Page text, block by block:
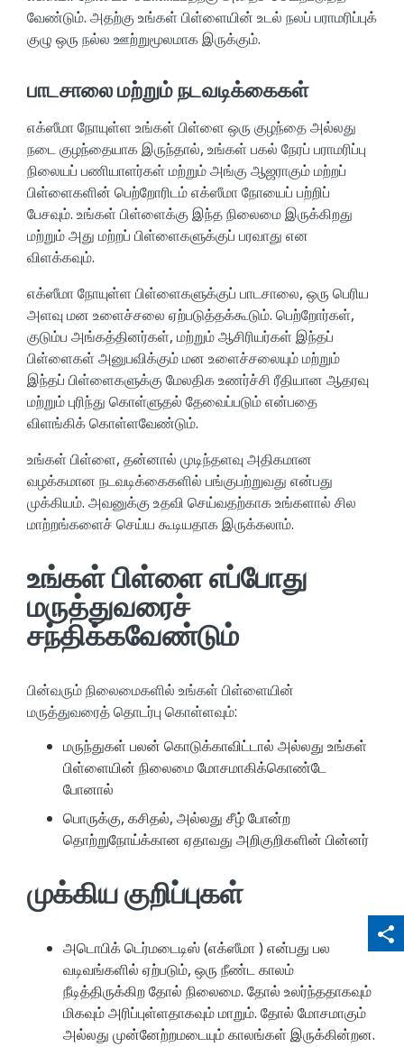
share
qr_code_scanner
content_copy
வேண்டும். அதற்கு உங்கள் பிள்ளையின் உடல் நலப் பராமரிப்புக்
குழு ஒரு நல்ல ஊற்றுமூலமாக இருக்கும்.
பாடசாலை மற்றும் நடவடிக்கைகள்
எக்ஸீமா நோயுள்ள உங்கள் பிள்ளை ஒரு குழந்தை அல்லது
நடை குழந்தையாக இருந்தால், உங்கள் பகல் நேரப் பராமரிப்பு
நிலையப் பணியாளர்கள் மற்றும் அங்கு ஆஜராகும் மற்றப்
பிள்ளைகளின் பெற்றோரிடம் எக்ஸீமா நோயைப் பற்றிப்
பேசவும். உங்கள் பிள்ளைக்கு இந்த நிலைமை இருக்கிறது
மற்றும் அது மற்றப் பிள்ளைகளுக்குப் பரவாது என
விளக்கவும்.
எக்ஸீமா நோயுள்ள பிள்ளைகளுக்குப் பாடசாலை, ஒரு பெரிய
அளவு மன உளைச்சலை ஏற்படுத்தக்கூடும். பெற்றோர்கள்,
குடும்ப அங்கத்தினர்கள், மற்றும் ஆசிரியர்கள் இந்தப்
பிள்ளைகள் அனுபவிக்கும் மன உளைச்சலையும் மற்றும்
இந்தப் பிள்ளைகளுக்கு மேலதிக உணர்ச்சி ரீதியான ஆதரவு
மற்றும் புரிந்து கொள்ளுதல் தேவைப்படும் என்பதை
விளங்கிக் கொள்ளவேண்டும்.
உங்கள் பிள்ளை, தன்னால் முடிந்தளவு அதிகமான
வழக்கமான நடவடிக்கைகளில் பங்குபற்றுவது என்பது
முக்கியம். அவனுக்கு உதவி செய்வதற்காக உங்களால் சில
மாற்றங்களைச் செய்ய கூடியதாக இருக்கலாம்.
உங்கள் பிள்ளை எப்போது
மருத்துவரைச்
சந்திக்கவேண்டும்
பின்வரும் நிலைமைகளில் உங்கள் பிள்ளையின்
மருத்துவரைத் தொடர்பு கொள்ளவும்:
மருந்துகள் பலன் கொடுக்காவிட்டால் அல்லது உங்கள்
பிள்ளையின் நிலைமை மோசமாகிக்கொண்டே
போனால்
பொருக்கு, கசிதல், அல்லது சீழ் போன்ற
தொற்றுநோய்க்கான ஏதாவது அறிகுறிகளின் பின்னர்
முக்கிய குறிப்புகள்
அடொபிக் டெர்மடைடிஸ் (எக்ஸீமா ) என்பது பல
வடிவங்களில் ஏற்படும், ஒரு நீண்ட காலம்
நீடித்திருக்கிற தோல் நிலைமை. தோல் உலர்ந்ததாகவும்
மிகவும் அரிப்புள்ளதாகவும் மாறும். தோல் மோசமாகும்
அல்லது முன்னேற்றமடையும் காலங்கள் இருக்கின்றன.